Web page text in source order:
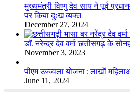
मुख्यमंत्री विष्णु देव साय ने पूर्व
पर किया दुःख व्यक्त
December 27, 2024
डॉ. नरेन्द्र देव वर्मा छत्तीसगढ़ के
November 3, 2023
पीएम उज्ज्वला योजना : लाखों
June 11, 2024